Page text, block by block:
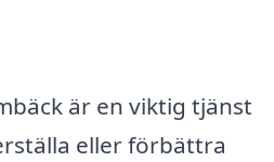
är en viktig tjänst
eller förbättra